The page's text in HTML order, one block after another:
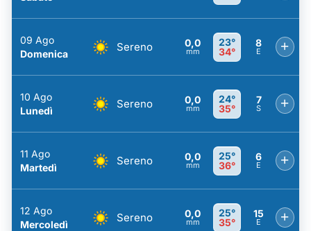
09 Ago
Domenica
Sereno 0,0
mm
23°
34°
8
E +
10 Ago
Lunedì
Sereno 0,0
mm
24°
35°
7
S +
11 Ago
Martedì
Sereno 0,0
mm
25°
36°
6
E +
12 Ago
Mercoledì
Sereno 0,0
mm
25°
35°
15
E +